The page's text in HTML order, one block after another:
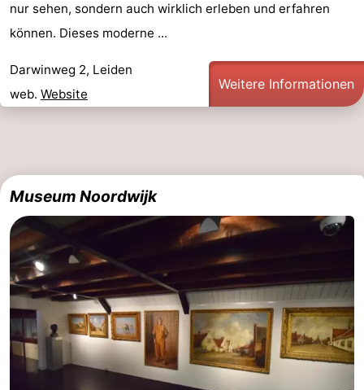
nur sehen, sondern auch wirklich erleben und erfahren
können. Dieses moderne ...
Darwinweg 2, Leiden
web. Website
Weitere Informationen
Museum Noordwijk